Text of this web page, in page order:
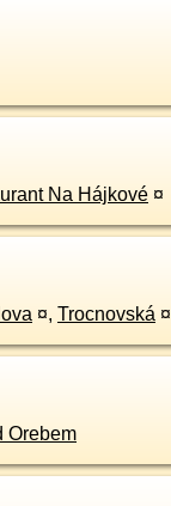
Na Hájkové ¤
¤, Trocnovská ¤
Orebem